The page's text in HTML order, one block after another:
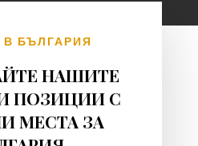
В БЪЛГАРИЯ
НАШИТЕ
ПОЗИЦИИ С
МЕСТА ЗА